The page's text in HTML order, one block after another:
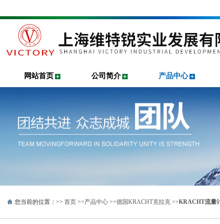
网站首页 公司简介 产品中心
您当前的位置：>> 首页 >>产品中心 >>德国KRACHT克拉克 >>KRACHT流量